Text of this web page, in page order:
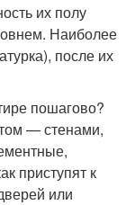
их полу
Наиболее
после их
пошагово?
— стенами,
приступят к
или